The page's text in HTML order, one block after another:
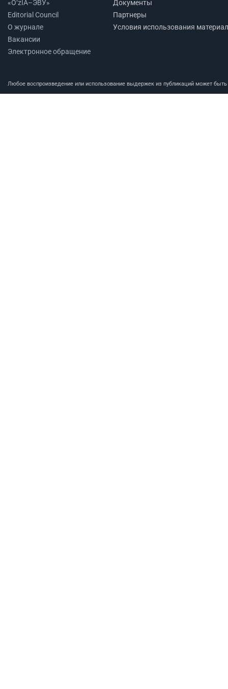
«O‘zIA–ЭВУ»
Editorial Council
О журнале
Вакансии
Электронное обращение
Документы
Партнеры
Условия использования
Любое воспроизведение или использование выдержек из публикаций может